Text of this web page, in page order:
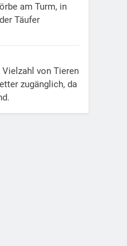
am Turm, in
Täufer
von Tieren
zugänglich, da